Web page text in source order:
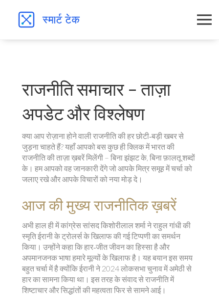
राजनीति समाचार – ताज़ा
अपडेट और विश्लेषण
क्या आप रोज़ाना होने वाली राजनीति की हर छोटी‑बड़ी खबर से
जुड़ना चाहते हैं? यहाँ आपको बस कुछ ही क्लिक में भारत की
राजनीति की ताज़ा ख़बरें मिलेंगी – बिना झंझट के, बिना फ़ालतू शब्दों
के। हम आपको वह जानकारी देंगे जो आपके मित्र समूह में चर्चा को
जलाए रखे और आपके विचारों को नया मोड़ दे।
आज की मुख्य राजनीतिक ख़बरें
अभी हाल ही में कांग्रेस सांसद किशोरीलाल शर्मा ने राहुल गांधी की
स्मृति ईरानी के ट्रोलर्स के खिलाफ की गई टिप्पणी का समर्थन
किया। उन्होंने कहा कि हार‑जीत जीवन का हिस्सा है और
अपमानजनक भाषा हमारे मूल्यों के खिलाफ है। यह बयान इस समय
बहुत चर्चा में है क्योंकि ईरानी ने 2024 लोकसभा चुनाव में अमेठी से
हार का सामना किया था। इस तरह के संवाद से राजनीति में
शिष्टाचार और सिद्धांतों की महत्वता फिर से सामने आई।